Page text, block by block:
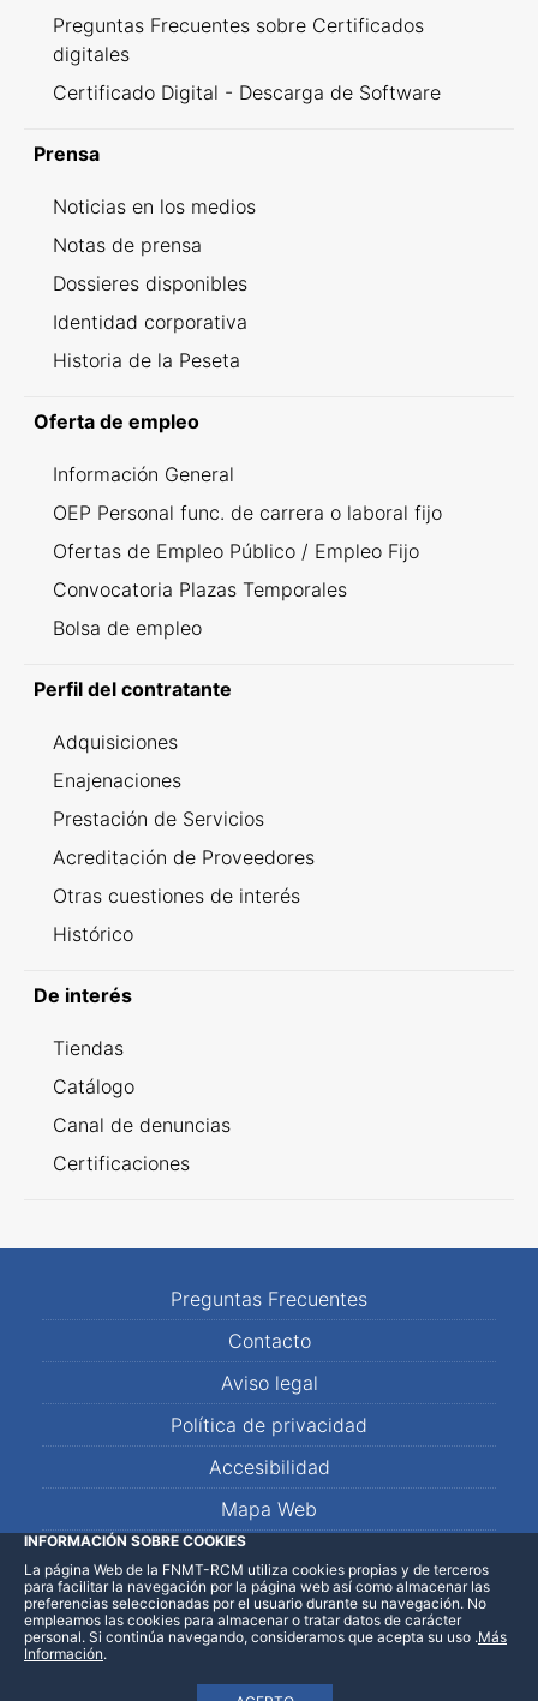
Preguntas Frecuentes sobre Certificados
digitales
Certificado Digital - Descarga de Software
Prensa
Noticias en los medios
Notas de prensa
Dossieres disponibles
Identidad corporativa
Historia de la Peseta
Oferta de empleo
Información General
OEP Personal func. de carrera o laboral fijo
Ofertas de Empleo Público / Empleo Fijo
Convocatoria Plazas Temporales
Bolsa de empleo
Perfil del contratante
Adquisiciones
Enajenaciones
Prestación de Servicios
Acreditación de Proveedores
Otras cuestiones de interés
Histórico
De interés
Tiendas
Catálogo
Canal de denuncias
Certificaciones
Preguntas Frecuentes
Contacto
Aviso legal
Política de privacidad
Accesibilidad
Mapa Web
LinkedInFacebookWhatsApp
INFORMACIÓN SOBRE COOKIES
La página Web de la FNMT-RCM utiliza cookies propias y de terceros
para facilitar la navegación por la página web así como almacenar las
preferencias seleccionadas por el usuario durante su navegación. No
empleamos las cookies para almacenar o tratar datos de carácter
personal. Si continúa navegando, consideramos que acepta su uso .Más
Información.